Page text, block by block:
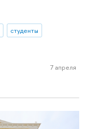
студенты
7 апреля